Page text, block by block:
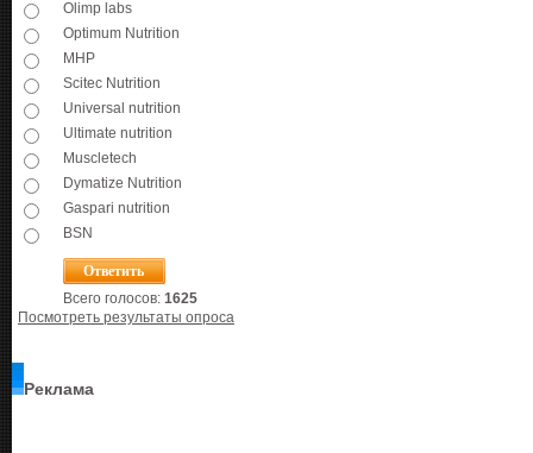
Olimp labs
Optimum Nutrition
MHP
Scitec Nutrition
Universal nutrition
Ultimate nutrition
Muscletech
Dymatize Nutrition
Gaspari nutrition
BSN
Всего голосов: 1625
Посмотреть результаты опроса
Реклама